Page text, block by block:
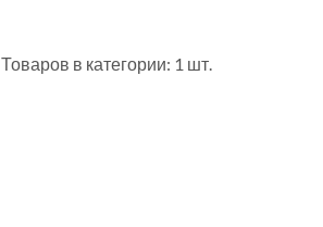
Товаров в категории: 1 шт.